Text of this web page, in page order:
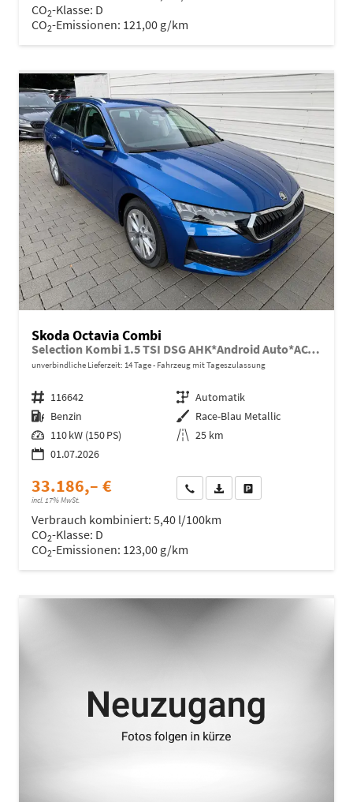
CO2-Klasse: D
CO2-Emissionen: 121,00 g/km
Skoda Octavia Combi
Selection Kombi 1.5 TSI DSG AHK*Android Auto*ACC*SHZ*E-Heck*Keyless*Kamera*2Z Klimaauto
unverbindliche Lieferzeit: 14 Tage Fahrzeug mit Tageszulassung
Fahrzeugnr. 116642 Getriebe Automatik
Kraftstoff Benzin Außenfarbe Race-Blau Metallic
Leistung 110 kW (150 PS) Kilometerstand 25 km
01.07.2026
33.186,– €
incl. 17% MwSt.
Wir rufen Sie anFahrzeugexposé (PDF)
Verbrauch kombiniert: 5,40 l/100km
CO2-Klasse: D
CO2-Emissionen: 123,00 g/km